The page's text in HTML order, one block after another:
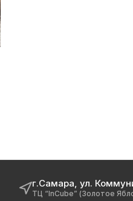
г.Самара, ул.
ТЦ “InCube” (Золотое